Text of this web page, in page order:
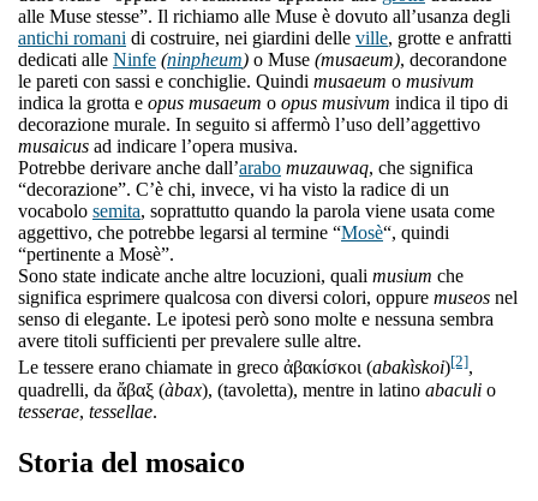
alle Muse stesse”. Il richiamo alle Muse è dovuto all’usanza degli
antichi romani di costruire, nei giardini delle ville, grotte e anfratti
dedicati alle Ninfe (ninpheum) o Muse (musaeum), decorandone
le pareti con sassi e conchiglie. Quindi musaeum o musivum
indica la grotta e opus musaeum o opus musivum indica il tipo di
decorazione murale. In seguito si affermò l’uso dell’aggettivo
musaicus ad indicare l’opera musiva.
Potrebbe derivare anche dall’arabo muzauwaq, che significa
“decorazione”. C’è chi, invece, vi ha visto la radice di un
vocabolo semita, soprattutto quando la parola viene usata come
aggettivo, che potrebbe legarsi al termine “Mosè“, quindi
“pertinente a Mosè”.
Sono state indicate anche altre locuzioni, quali musium che
significa esprimere qualcosa con diversi colori, oppure museos nel
senso di elegante. Le ipotesi però sono molte e nessuna sembra
avere titoli sufficienti per prevalere sulle altre.
Le tessere erano chiamate in greco ἀβακίσκοι (abakìskoi)[2],
quadrelli, da ἄβαξ (àbax), (tavoletta), mentre in latino abaculi o
tesserae, tessellae.
Storia del mosaico